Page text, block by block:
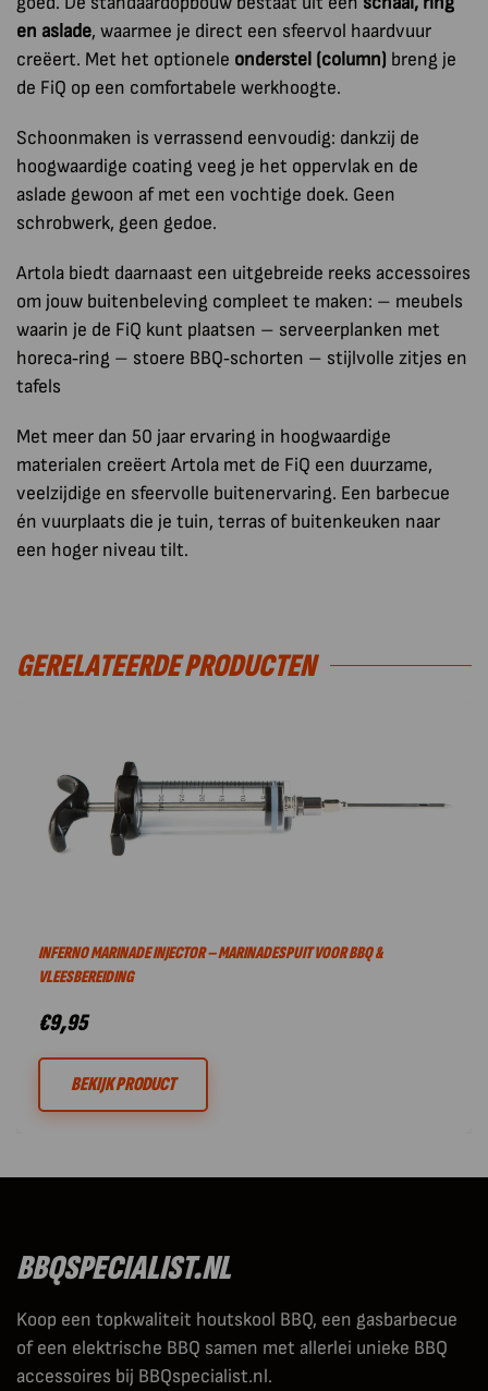
en aslade, waarmee je direct een sfeervol haardvuur
creëert. Met het optionele onderstel (column) breng je
de FiQ op een comfortabele werkhoogte.
Schoonmaken is verrassend eenvoudig: dankzij de
hoogwaardige coating veeg je het oppervlak en de
aslade gewoon af met een vochtige doek. Geen
schrobwerk, geen gedoe.
Artola biedt daarnaast een uitgebreide reeks accessoires
om jouw buitenbeleving compleet te maken: – meubels
waarin je de FiQ kunt plaatsen – serveerplanken met
horeca‑ring – stoere BBQ‑schorten – stijlvolle zitjes en
tafels
Met meer dan 50 jaar ervaring in hoogwaardige
materialen creëert Artola met de FiQ een duurzame,
veelzijdige en sfeervolle buitenervaring. Een barbecue
én vuurplaats die je tuin, terras of buitenkeuken naar
een hoger niveau tilt.
GERELATEERDE PRODUCTEN
INFERNO MARINADE INJECTOR – MARINADESPUIT VOOR BBQ &
VLEESBEREIDING
€9,95
BEKIJK PRODUCT
BBQSPECIALIST.NL
Koop een topkwaliteit houtskool BBQ, een gasbarbecue
of een elektrische BBQ samen met allerlei unieke BBQ
accessoires bij BBQspecialist.nl.